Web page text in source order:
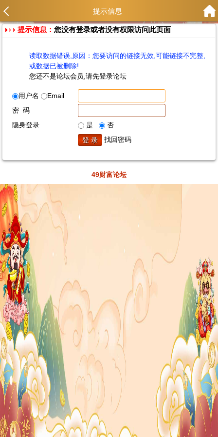
提示信息
提示信息：您没有登录或者没有权限访问此页面
读取数据错误,原因：您要访问的链接无效,可能链接不完整,
或数据已被删除!
您还不是论坛会员,请先登录论坛
用户名
Email
密 码
隐身登录
是
否
找回密码
49财富论坛